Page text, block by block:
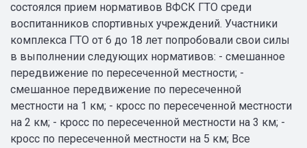
состоялся прием нормативов ВФСК ГТО среди
воспитанников спортивных учреждений. Участники
комплекса ГТО от 6 до 18 лет попробовали свои силы
в выполнении следующих нормативов: - смешанное
передвижение по пересеченной местности; -
смешанное передвижение по пересеченной
местности на 1 км; - кросс по пересеченной местности
на 2 км; - кросс по пересеченной местности на 3 км; -
кросс по пересеченной местности на 5 км; Все